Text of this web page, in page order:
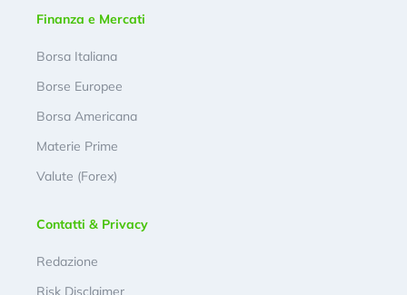
Finanza e Mercati
Borsa Italiana
Borse Europee
Borsa Americana
Materie Prime
Valute (Forex)
Contatti & Privacy
Redazione
Risk Disclaimer